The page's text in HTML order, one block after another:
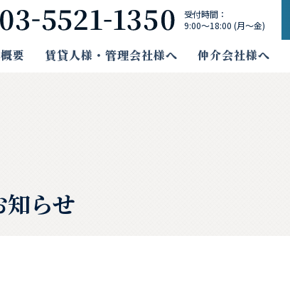
受付時間：
9:00〜18:00 (月〜金)
要 賃貸人様・ 管理会社様へ 仲介会社様へ
らせ